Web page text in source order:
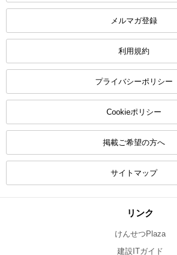
メルマガ登録
利用規約
プライバシーポリシー
Cookieポリシー
掲載ご希望の方へ
サイトマップ
リンク
けんせつPlaza
建設ITガイド